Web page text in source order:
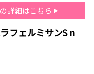
詳細はこちら
フェルミサンS n